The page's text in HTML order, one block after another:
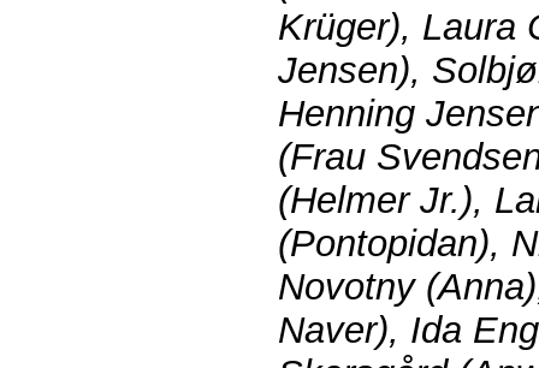
Krüger), Laura
Jensen),
Henning
(Frau
(Helmer Jr.),
(Pontopidan),
Novotny
Naver), Ida